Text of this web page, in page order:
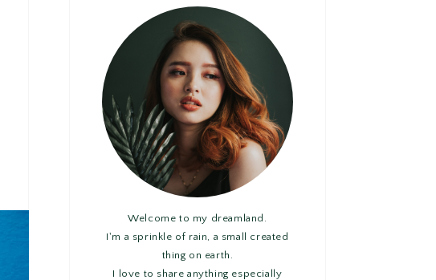
Welcome to my dreamland.
I'm a sprinkle of rain, a small created
thing on earth.
I love to share anything especially